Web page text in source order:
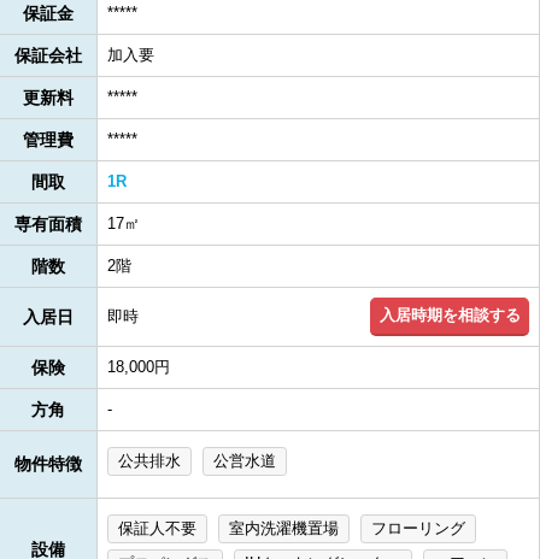
保証金 *****
保証会社 加入要
更新料 *****
管理費 *****
間取 1R
専有面積 17㎡
階数 2階
入居日 即時 入居時期を相談する
保険 18,000円
方角 -
物件特徴 公共排水 公営水道
設備
保証人不要 室内洗濯機置場
フローリング